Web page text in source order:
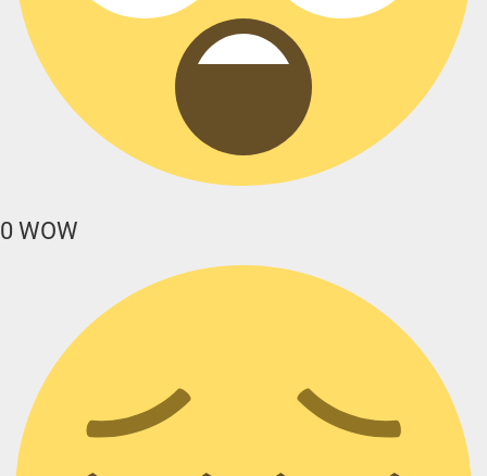
0 WOW